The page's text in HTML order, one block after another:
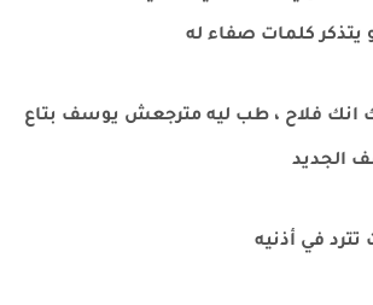
يتذكر كلمات صفاء له
انك فلاح ، طب ليه مترجعش يوسف بتاع
الجديد
في أذنيه